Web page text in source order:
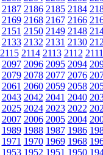
2187 2186 2185 2184
2169 2168 2167 2166
2151 2150 2149 2148
2133 2132 2131 2130
2115 2114 2113 2112 2111
2097 2096 2095 2094
2079 2078 2077 2076
2061 2060 2059 2058
2043 2042 2041 2040
2025 2024 2023 2022
2007 2006 2005 2004
1989 1988 1987 1986
1971 1970 1969 1968
1953 1952 1951 1950